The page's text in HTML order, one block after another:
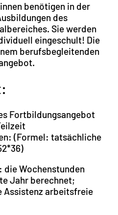
benötigen in der
des
Sie werden
eingeschult! Die
berufsbegleitenden
Fortbildungsangebot
(Formel: tatsächliche
Wochenstunden
Jahr berechnet;
Assistenz arbeitsfreie